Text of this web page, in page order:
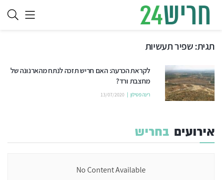
תגית:שפיר תעשיות
לקראת הכרעה: האם חריש תזכה לנתח מהארנונה של
מחצבת ורד?
רינה פטילון 13/07/2020
אירועים בחריש
No Content Available